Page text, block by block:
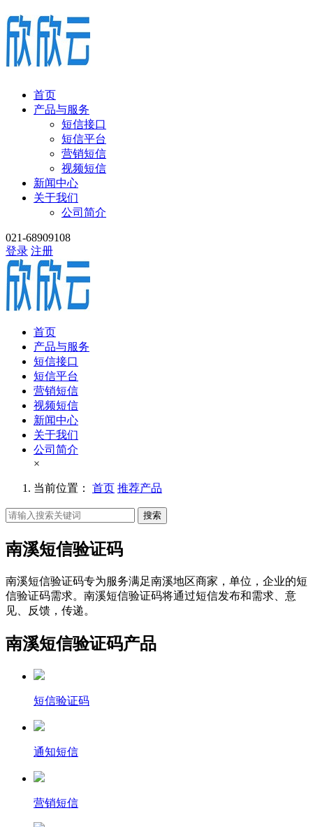
首页
产品与服务
短信接口
短信平台
营销短信
视频短信
新闻中心
关于我们
公司简介
021-68909108
登录 注册
首页
产品与服务
短信接口
短信平台
营销短信
视频短信
新闻中心
关于我们
公司简介
×
当前位置： 首页 推荐产品
搜索
南溪短信验证码
南溪短信验证码专为服务满足南溪地区商家，单位，企业的短
信验证码需求。南溪短信验证码将通过短信发布和需求、意
见、反馈，传递。
南溪短信验证码产品
短信验证码
通知短信
营销短信